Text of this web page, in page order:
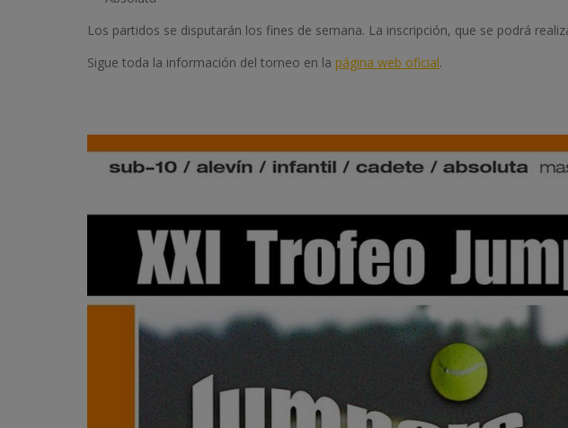
Los partidos se disputarán los fines de semana. La inscripción, que se podrá
Sigue toda la información del torneo en la página web oficial.